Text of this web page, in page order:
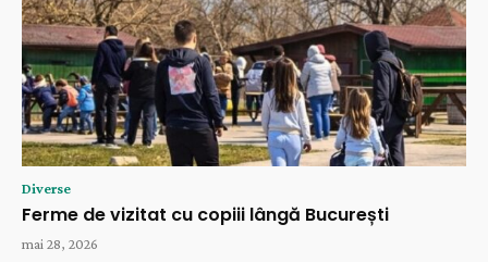
Diverse
Ferme de vizitat cu copiii lângă București
mai 28, 2026